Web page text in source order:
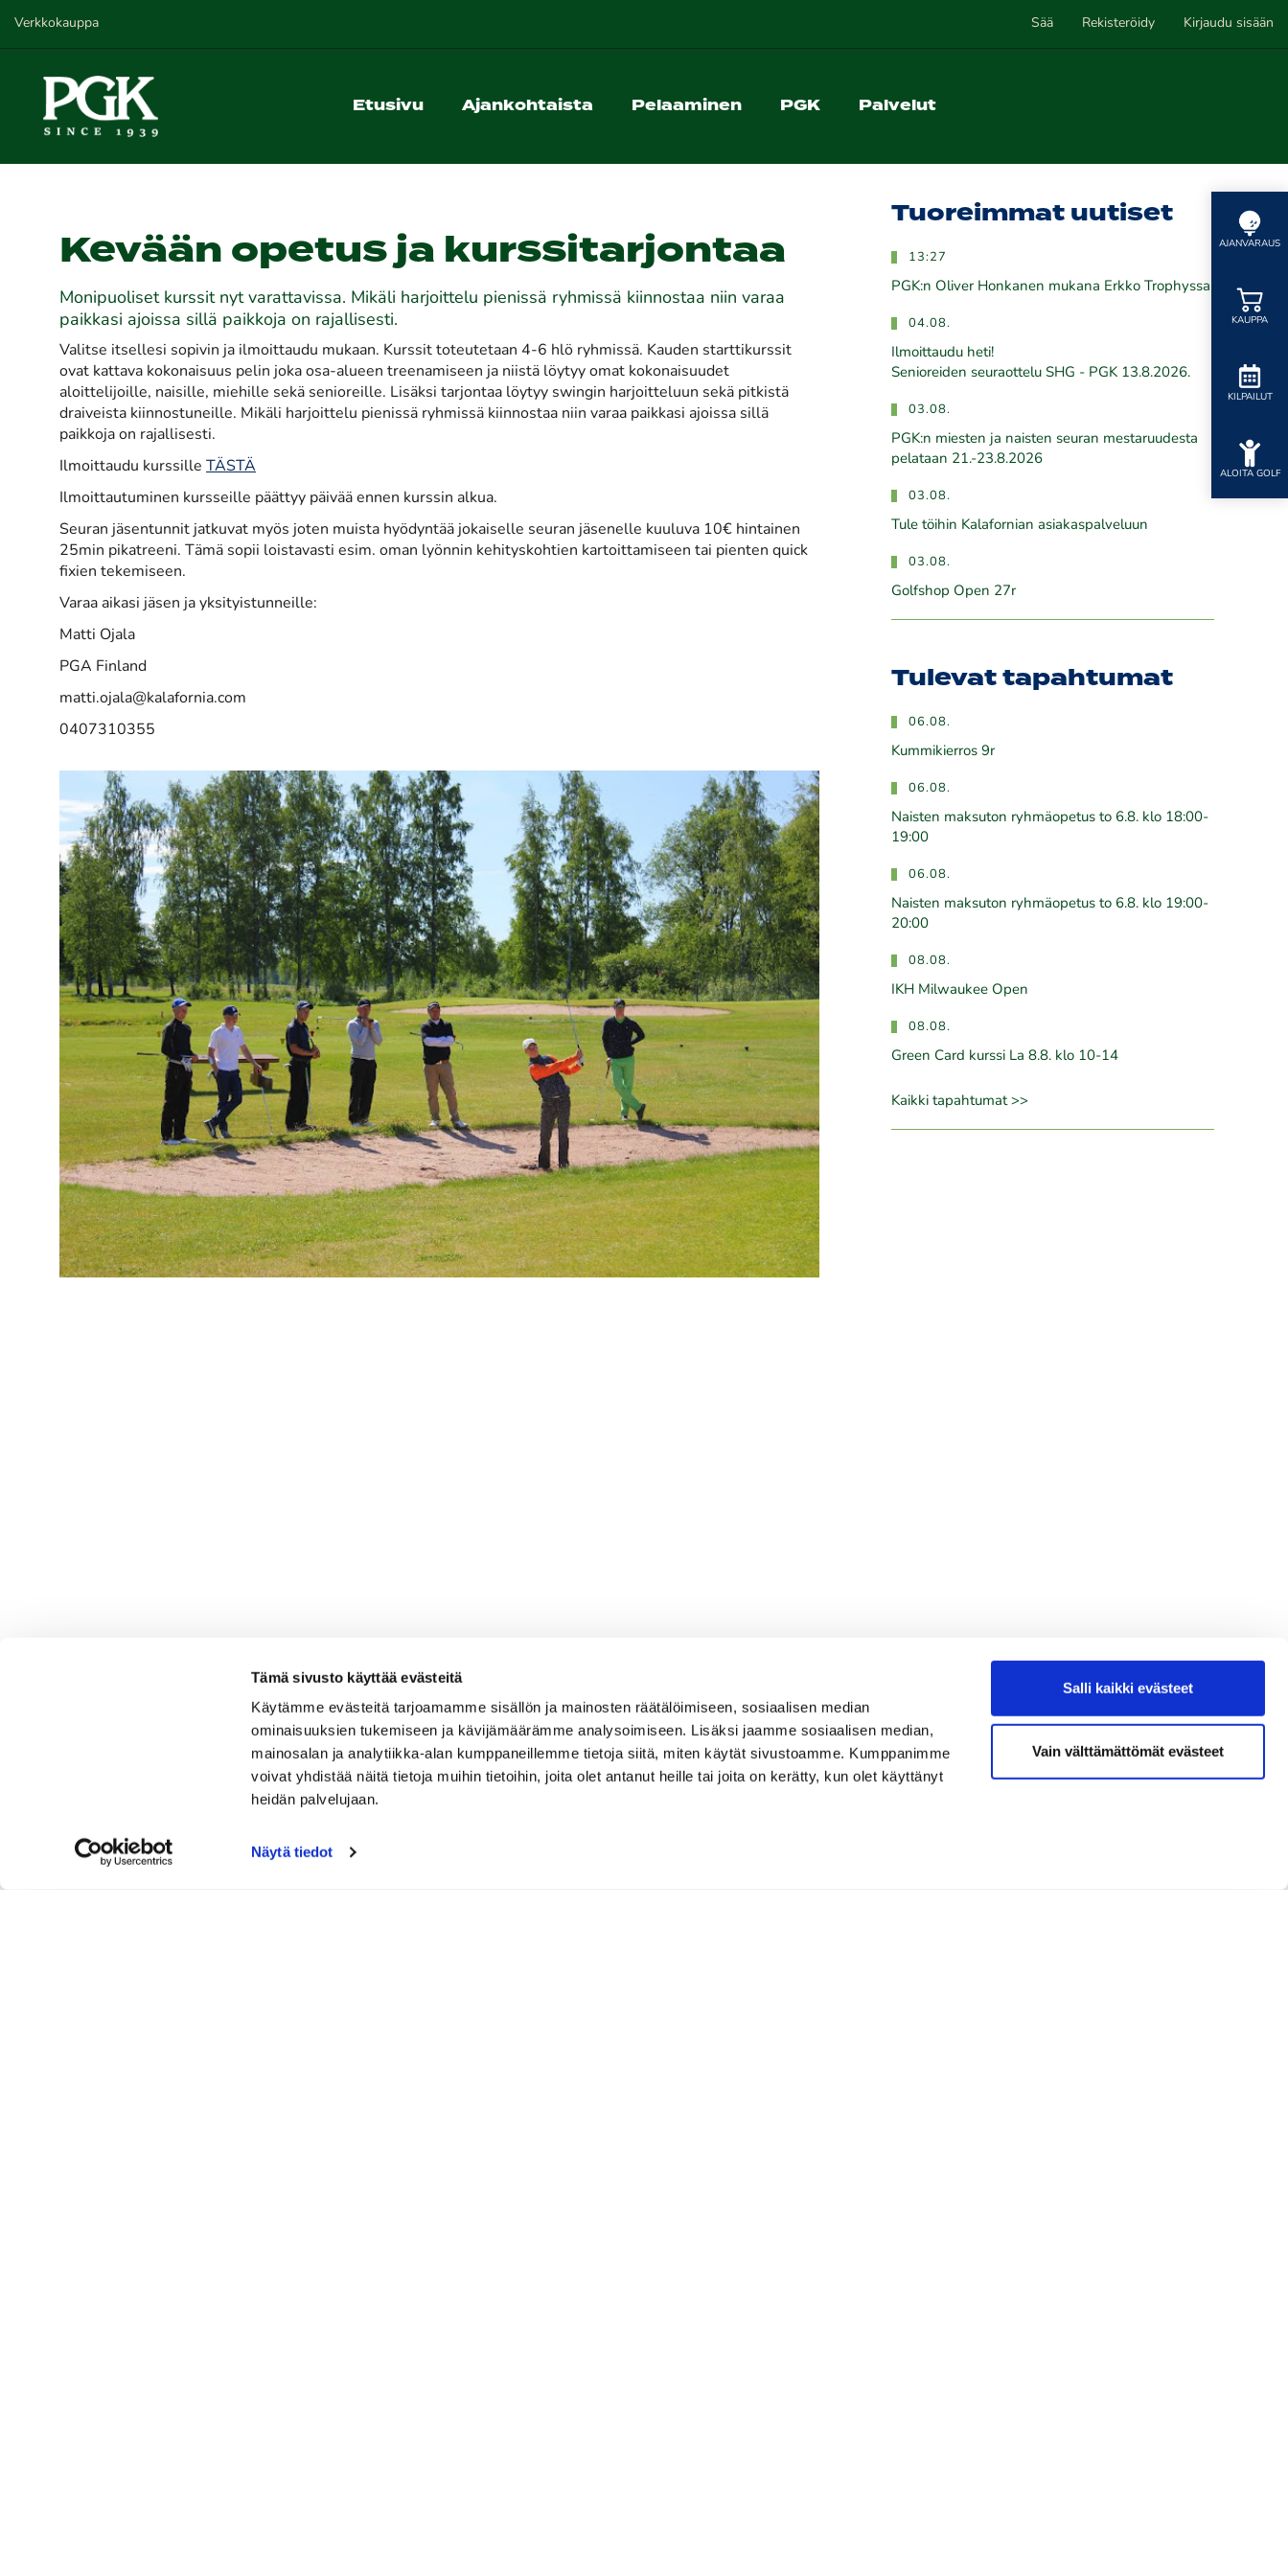
Tämä sivusto käyttää evästeitä
Käytämme evästeitä tarjoamamme sisällön ja mainosten räätälöimiseen, sosiaalisen median
ominaisuuksien tukemiseen ja kävijämäärämme analysoimiseen. Lisäksi jaamme sosiaalisen median,
mainosalan ja analytiikka-alan kumppaneillemme tietoja siitä, miten käytät sivustoamme. Kumppanimme
voivat yhdistää näitä tietoja muihin tietoihin, joita olet antanut heille tai joita on kerätty, kun olet käyttänyt
heidän palvelujaan.
Näytä tiedot
Salli kaikki evästeet
Vain välttämättömät evästeet
Verkkokauppa Sää Rekisteröidy Kirjaudu sisään
Etusivu Ajankohtaista Pelaaminen PGK Palvelut
AJANVARAUS
KAUPPA
KILPAILUT
ALOITA GOLF
Kevään opetus ja kurssitarjontaa
Monipuoliset kurssit nyt varattavissa. Mikäli harjoittelu pienissä ryhmissä kiinnostaa niin varaa
paikkasi ajoissa sillä paikkoja on rajallisesti.
Valitse itsellesi sopivin ja ilmoittaudu mukaan. Kurssit toteutetaan 4-6 hlö ryhmissä. Kauden starttikurssit
ovat kattava kokonaisuus pelin joka osa-alueen treenamiseen ja niistä löytyy omat kokonaisuudet
aloittelijoille, naisille, miehille sekä senioreille. Lisäksi tarjontaa löytyy swingin harjoitteluun sekä pitkistä
draiveista kiinnostuneille. Mikäli harjoittelu pienissä ryhmissä kiinnostaa niin varaa paikkasi ajoissa sillä
paikkoja on rajallisesti.
Ilmoittaudu kurssille TÄSTÄ
Ilmoittautuminen kursseille päättyy päivää ennen kurssin alkua.
Seuran jäsentunnit jatkuvat myös joten muista hyödyntää jokaiselle seuran jäsenelle kuuluva 10€ hintainen
25min pikatreeni. Tämä sopii loistavasti esim. oman lyönnin kehityskohtien kartoittamiseen tai pienten quick
fixien tekemiseen.
Varaa aikasi jäsen ja yksityistunneille:
Matti Ojala
PGA Finland
matti.ojala@kalafornia.com
0407310355
Tuoreimmat uutiset
13:27
PGK:n Oliver Honkanen mukana Erkko Trophyssa
04.08.
Ilmoittaudu heti!
​​​​​​​Senioreiden seuraottelu SHG - PGK 13.8.2026.
03.08.
PGK:n miesten ja naisten seuran mestaruudesta
pelataan 21.-23.8.2026
03.08.
Tule töihin Kalafornian asiakaspalveluun
03.08.
Golfshop Open 27r
Tulevat tapahtumat
06.08.
Kummikierros 9r
06.08.
Naisten maksuton ryhmäopetus to 6.8. klo 18:00-
19:00
06.08.
Naisten maksuton ryhmäopetus to 6.8. klo 19:00-
20:00
08.08.
IKH Milwaukee Open
08.08.
Green Card kurssi La 8.8. klo 10-14
Kaikki tapahtumat >>